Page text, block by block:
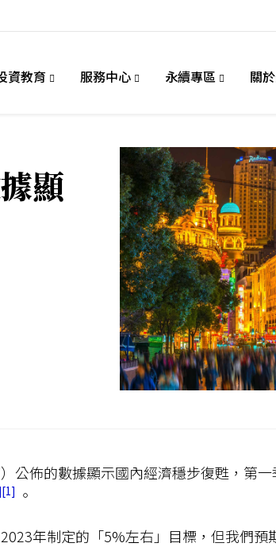
資教育 服務中心 永續專區 關
顯
公佈的數據顯示國內經濟穩步復甦，第一
1
。
年制定的「5%左右」目標，但我們預